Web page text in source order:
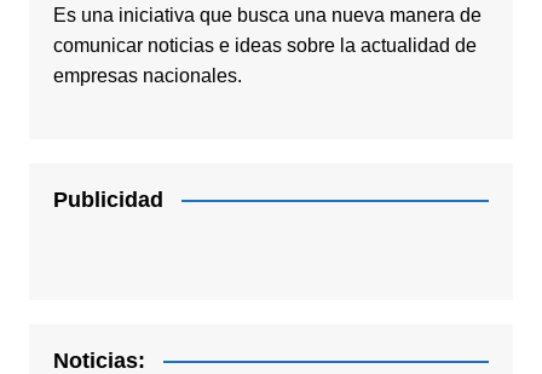
Es una iniciativa que busca una nueva manera de
comunicar noticias e ideas sobre la actualidad de
empresas nacionales.
Publicidad
Noticias: